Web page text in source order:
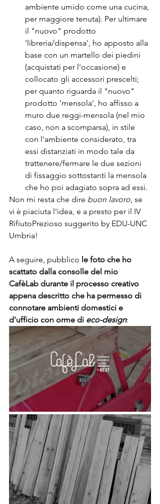
ambiente umido come una cucina,
per maggiore tenuta). Per ultimare
il "nuovo" prodotto
'libreria/dispensa', ho apposto alla
base con un martello dei piedini
(acquistati per l'occasione) e
collocato gli accessori prescelti;
per quanto riguarda il "nuovo"
prodotto 'mensola', ho affisso a
muro due reggi-mensola (nel mio
caso, non a scomparsa), in stile
con l'ambiente considerato, tra
essi distanziati in modo tale da
trattenere/fermare le due sezioni
di fissaggio sottostanti la mensola
che ho poi adagiato sopra ad essi.
Non mi resta che dire buon lavoro, se
vi è piaciuta l'idea, e a presto per il IV
RifiutoPrezioso suggerito by EDU-UNC
Umbria!
A seguire, pubblico le foto che ho
scattato dalla consolle del mio
CafèLab durante il processo creativo
appena descritto che ha permesso di
connotare ambienti domestici e
d'ufficio con orme di eco-design: